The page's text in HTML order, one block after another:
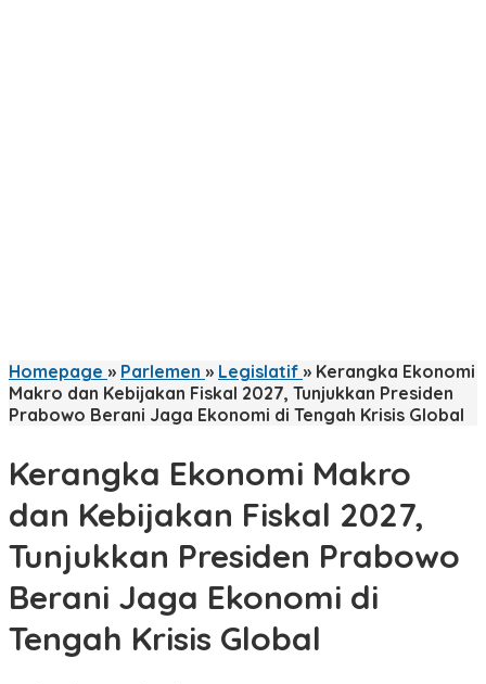
Homepage » Parlemen » Legislatif » Kerangka Ekonomi
Makro dan Kebijakan Fiskal 2027, Tunjukkan Presiden
Prabowo Berani Jaga Ekonomi di Tengah Krisis Global
Kerangka Ekonomi Makro
dan Kebijakan Fiskal 2027,
Tunjukkan Presiden Prabowo
Berani Jaga Ekonomi di
Tengah Krisis Global